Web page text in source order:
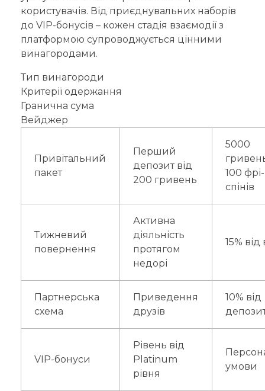
користувачів. Від приєднувальних наборів
до VIP-бонусів – кожен стадія взаємодії з
платформою супроводжується цінними
винагородами.
Тип винагороди
Критерії одержання
Гранична сума
Вейджер
Привітальний
пакет
Перший
депозит від
200 гривень
5000
100 фрі-
спінів
Тижневий
повернення
Активна
діяльність
протягом
недорі
15% від
Партнерська
схема
Приведення
друзів
10% від
VIP-бонуси
Рівень від
Platinum
рівня
умови